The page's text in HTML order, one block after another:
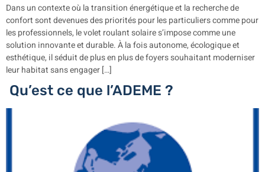
Dans un contexte où la transition énergétique et la recherche de
confort sont devenues des priorités pour les particuliers comme pour
les professionnels, le volet roulant solaire s’impose comme une
solution innovante et durable. À la fois autonome, écologique et
esthétique, il séduit de plus en plus de foyers souhaitant moderniser
leur habitat sans engager […]
Qu’est ce que l’ADEME ?